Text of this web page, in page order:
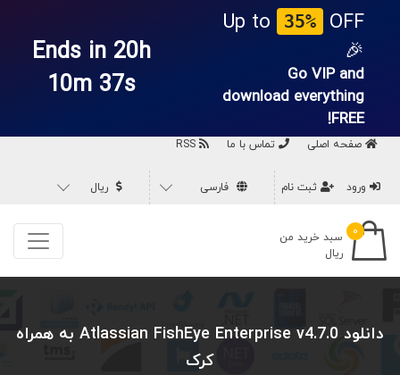
Up to 35%
OFF
🎉
Go VIP and
download everything
FREE!
Ends in 20h
10m 36s
صفحه اصلی تماس با ما
ورود ثبت نام فارسی ریال
۰
سبد خرید من
ریال
دانلود Atlassian FishEye Enterprise v4.7.0 به همراه
کرک